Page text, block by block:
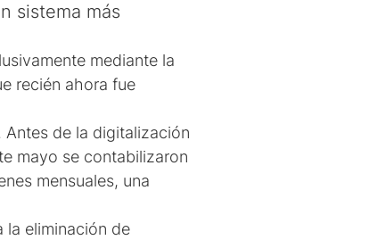
sistema más
mediante la
recién ahora fue
de la digitalización
mayo se contabilizaron
mensuales, una
la eliminación de